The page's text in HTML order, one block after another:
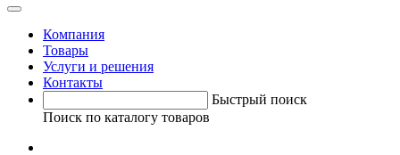
Компания
Товары
Услуги и решения
Контакты
Быстрый поиск
Поиск по каталогу товаров